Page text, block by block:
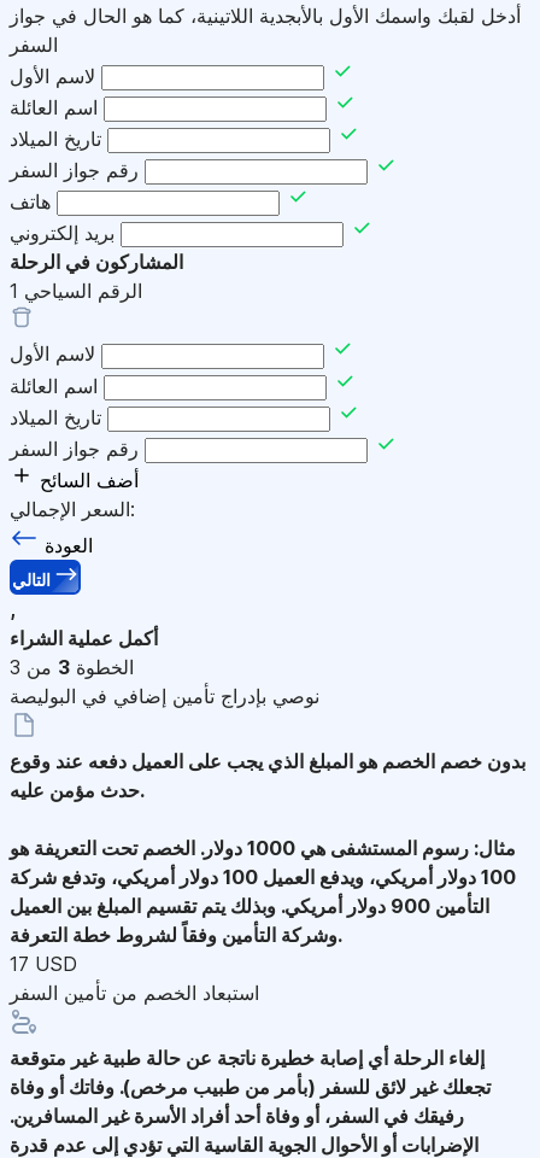
أدخل لقبك واسمك الأول بالأبجدية اللاتينية، كما هو الحال في جواز
السفر
لاسم الأول
اسم العائلة
تاريخ الميلاد
رقم جواز السفر
هاتف
بريد إلكتروني
المشاركون في الرحلة
الرقم السياحي 1
لاسم الأول
اسم العائلة
تاريخ الميلاد
رقم جواز السفر
أضف السائح
السعر الإجمالي:
العودة
التالي
,
أكمل عملية الشراء
الخطوة 3 من 3
نوصي بإدراج تأمين إضافي في البوليصة
بدون خصم الخصم هو المبلغ الذي يجب على العميل دفعه عند وقوع
حدث مؤمن عليه.
مثال: رسوم المستشفى هي 1000 دولار. الخصم تحت التعريفة هو
100 دولار أمريكي، ويدفع العميل 100 دولار أمريكي، وتدفع شركة
التأمين 900 دولار أمريكي. وبذلك يتم تقسيم المبلغ بين العميل
وشركة التأمين وفقاً لشروط خطة التعرفة.
17 USD
استبعاد الخصم من تأمين السفر
إلغاء الرحلة أي إصابة خطيرة ناتجة عن حالة طبية غير متوقعة
تجعلك غير لائق للسفر (بأمر من طبيب مرخص). وفاتك أو وفاة
رفيقك في السفر، أو وفاة أحد أفراد الأسرة غير المسافرين.
الإضرابات أو الأحوال الجوية القاسية التي تؤدي إلى عدم قدرة